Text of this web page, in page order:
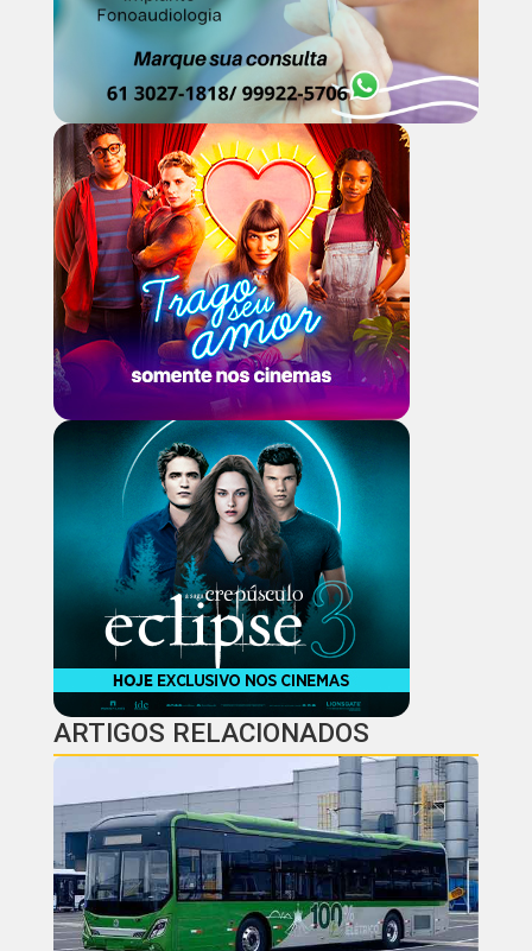
ARTIGOS RELACIONADOS